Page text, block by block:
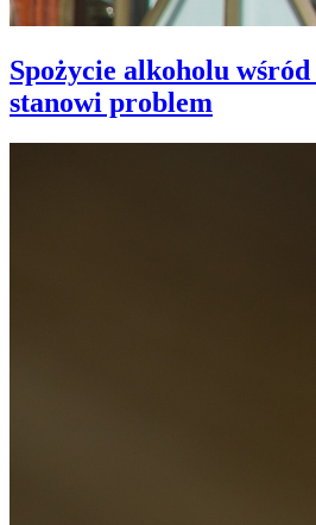
Spożycie alkoholu wśród
stanowi problem